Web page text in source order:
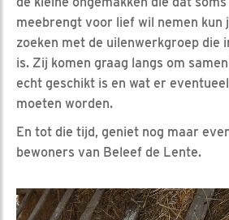
meebrengt voor lief wil nemen kun
zoeken met de uilenwerkgroep die
is. Zij komen graag langs om
echt geschikt is en wat er
moeten worden.
En tot die tijd, geniet nog maar
bewoners van Beleef de Lente.